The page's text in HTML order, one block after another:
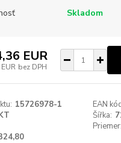
Skladom
EUR
bez DPH
15726978-1 EAN
Šířka:
Priemer: